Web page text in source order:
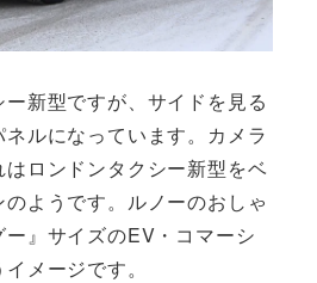
新型ですが、サイドを見る
ルになっています。カメラ
ロンドンタクシー新型をベ
ようです。ルノーのおしゃ
』サイズのEV・コマーシ
メージです。